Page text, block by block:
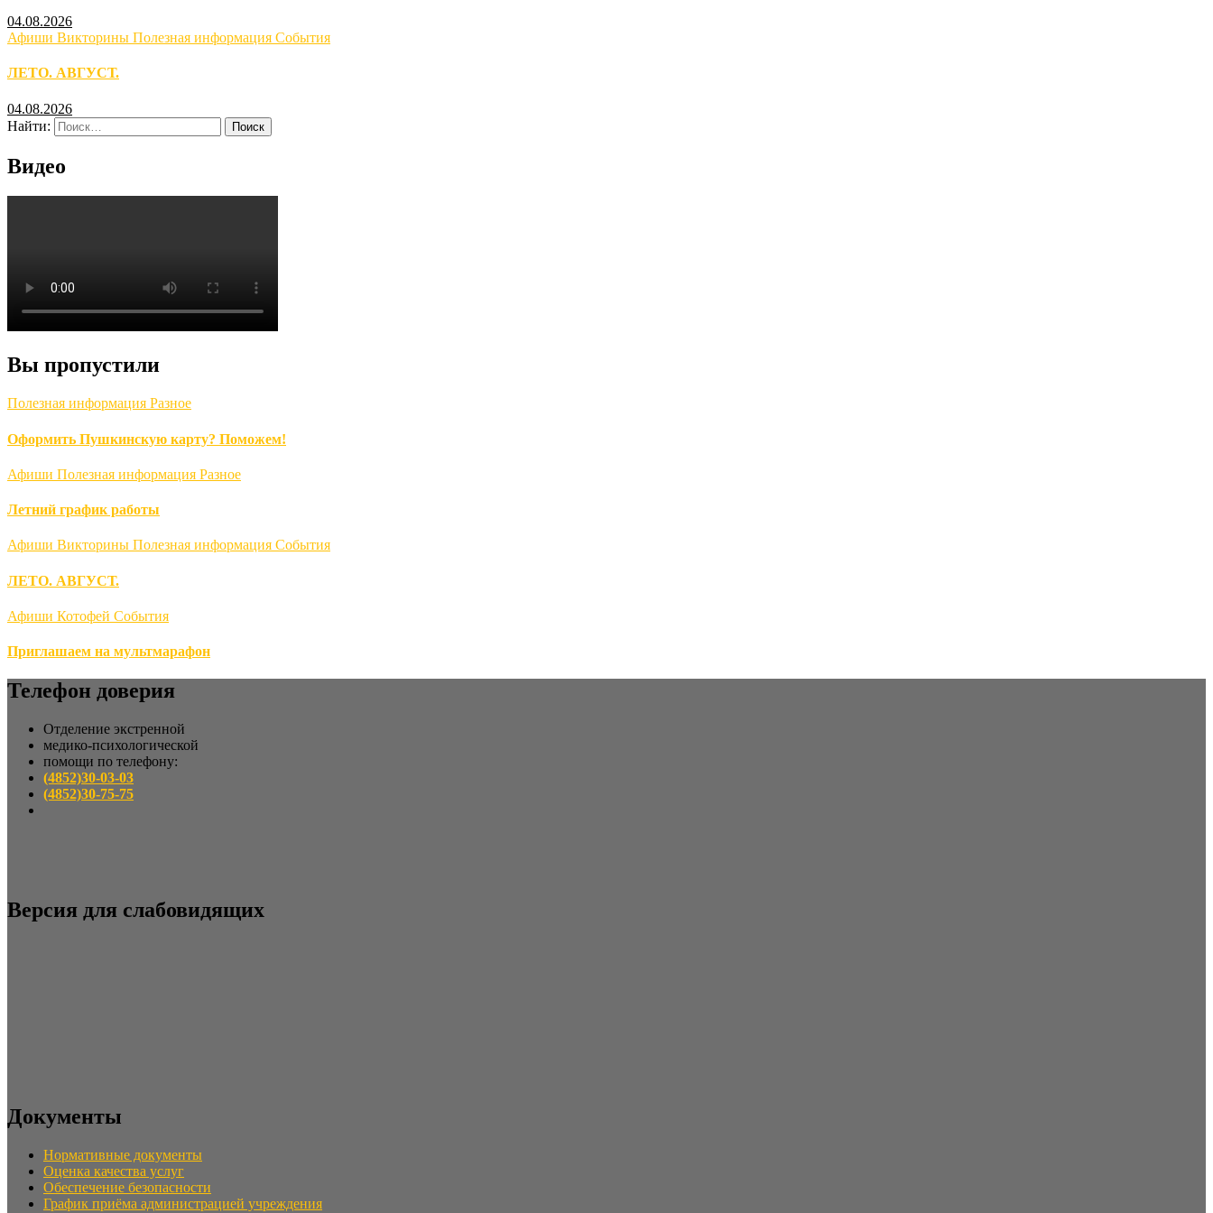
04.08.2026
Афиши Викторины Полезная информация События
ЛЕТО. АВГУСТ.
04.08.2026
Найти:
Видео
Вы пропустили
Полезная информация Разное
Оформить Пушкинскую карту? Поможем!
Афиши Полезная информация Разное
Летний график работы
Афиши Викторины Полезная информация События
ЛЕТО. АВГУСТ.
Афиши Котофей События
Приглашаем на мультмарафон
Телефон доверия
Отделение экстренной
медико-психологической
помощи по телефону:
(4852)30-03-03
(4852)30-75-75
Версия для слабовидящих
Документы
Нормативные документы
Оценка качества услуг
Обеспечение безопасности
График приёма администрацией учреждения